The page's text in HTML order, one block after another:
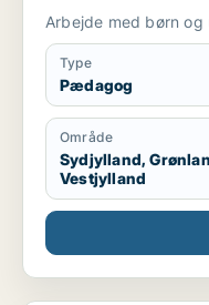
Arbejde med børn
Type
Pædagog
Område
Sydjylland,
Vestjylland